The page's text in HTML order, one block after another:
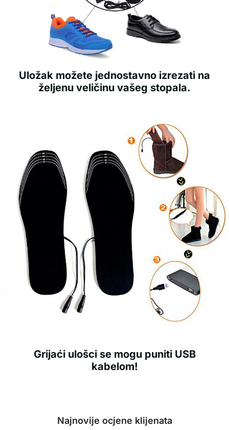
Uložak možete jednostavno izrezati na
željenu veličinu vašeg stopala.
Grijaći ulošci se mogu puniti USB
kabelom!
Najnovije ocjene klijenata